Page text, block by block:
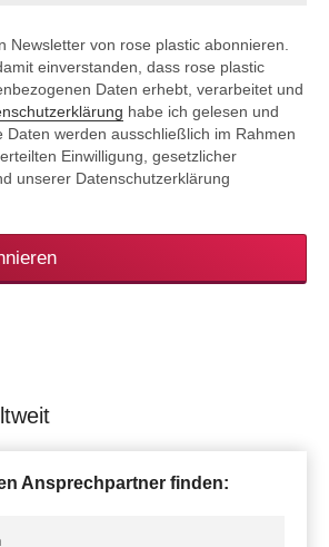
Newsletter von rose plastic abonnieren.
einverstanden, dass rose plastic
Daten erhebt, verarbeitet und
habe ich gelesen und
Daten werden ausschließlich im Rahmen
Einwilligung, gesetzlicher
unserer Datenschutzerklärung
Ansprechpartner finden: